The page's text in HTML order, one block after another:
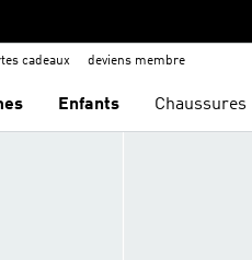
cadeaux deviens membre
Enfants Chaussures